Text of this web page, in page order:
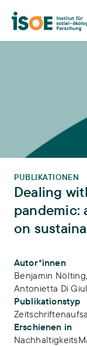
PUBLIKATIONEN
Dealing
pandemic:
on
Autor*innen
Benjamin Nölting,
Antonietta Di
Publikationstyp
Erschienen in